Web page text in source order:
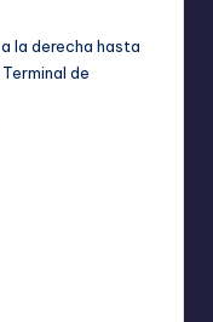
la derecha hasta
de